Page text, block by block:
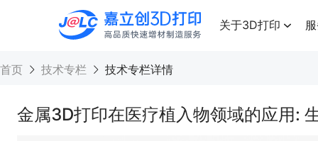
高品质快速增材制造服务
关于3D打印
首页 技术专栏 技术专栏详情
金属3D打印在医疗植入物领域的应用: